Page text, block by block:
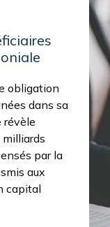
obligation
dans sa
révèle
par la
aux
capital